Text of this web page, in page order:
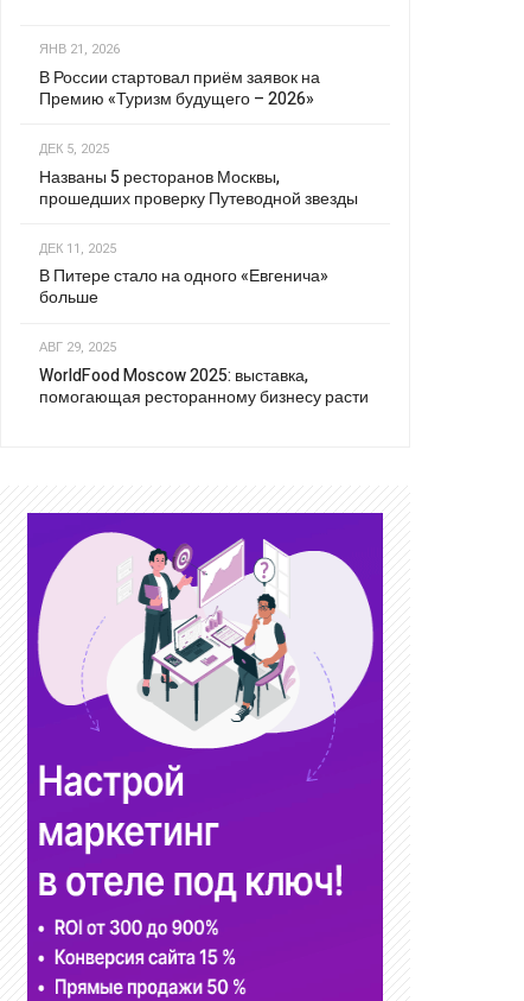
ЯНВ 21, 2026
В России стартовал приём заявок на
Премию «Туризм будущего – 2026»
ДЕК 5, 2025
Названы 5 ресторанов Москвы,
прошедших проверку Путеводной звезды
ДЕК 11, 2025
В Питере стало на одного «Евгенича»
больше
АВГ 29, 2025
WorldFood Moscow 2025: выставка,
помогающая ресторанному бизнесу расти